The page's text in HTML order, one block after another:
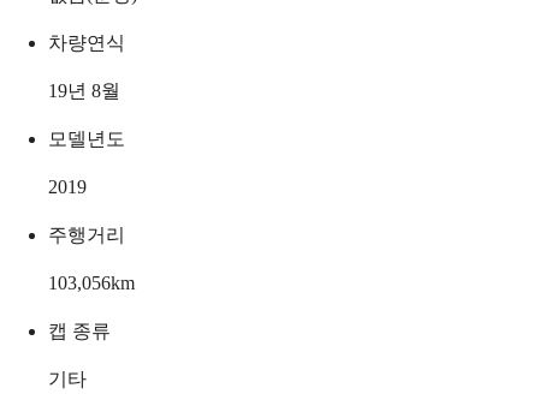
차량연식
19년 8월
모델년도
2019
주행거리
103,056km
캡 종류
기타